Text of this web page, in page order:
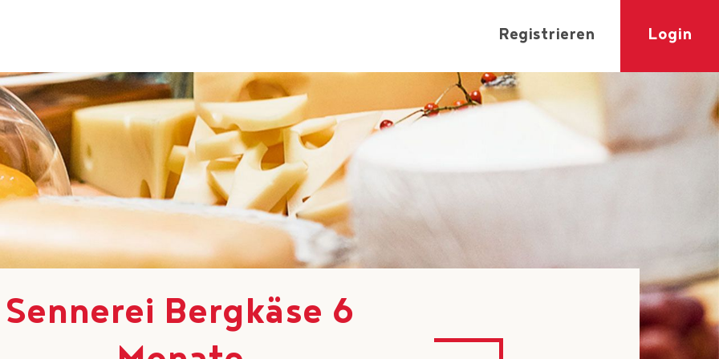
Registrieren Login
Sennerei Bergkäse 6